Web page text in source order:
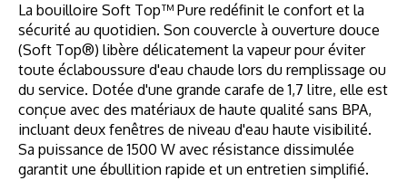
La bouilloire Soft Top™ Pure redéfinit le confort et la
sécurité au quotidien. Son couvercle à ouverture douce
(Soft Top®) libère délicatement la vapeur pour éviter
toute éclaboussure d'eau chaude lors du remplissage ou
du service. Dotée d'une grande carafe de 1,7 litre, elle est
conçue avec des matériaux de haute qualité sans BPA,
incluant deux fenêtres de niveau d'eau haute visibilité.
Sa puissance de 1500 W avec résistance dissimulée
garantit une ébullition rapide et un entretien simplifié.